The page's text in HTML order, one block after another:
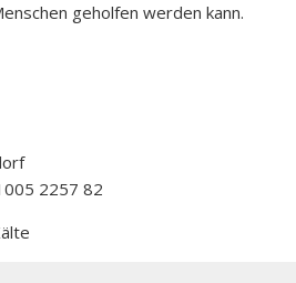
geholfen werden kann.
2257 82